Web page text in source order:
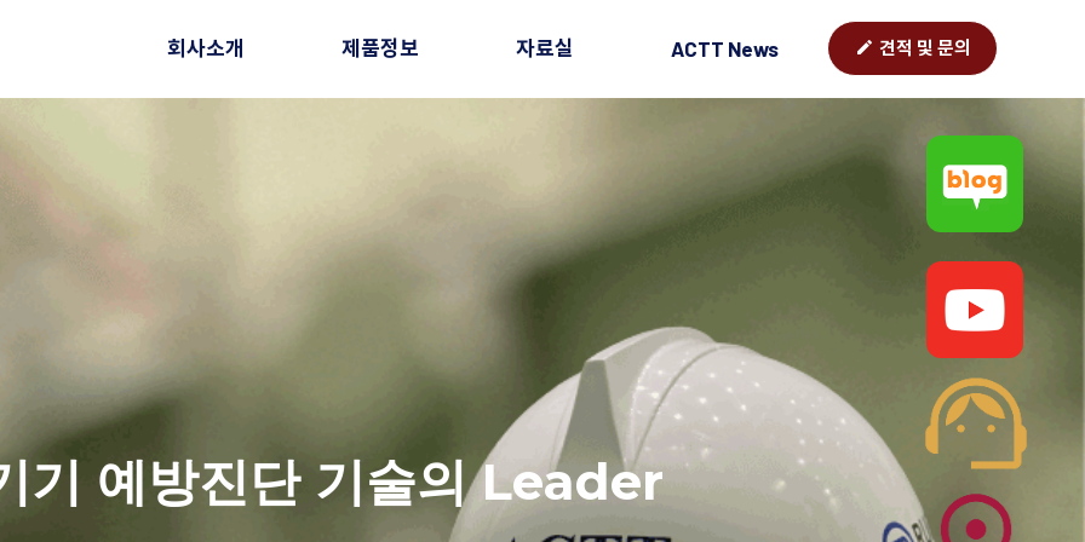
회사소개 제품정보 자료실 ACTT News edit 견적 및 문의
기 예방진단 기술의 Leader